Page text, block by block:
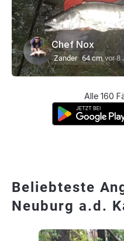
Chef Nox
Zander 64 cm vor 8
Alle 160
Beliebteste
Neuburg a.d.